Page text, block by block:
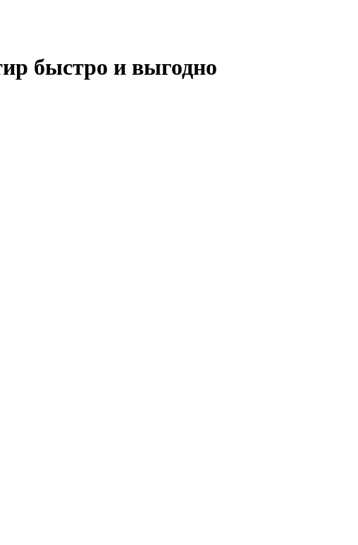
быстро и выгодно